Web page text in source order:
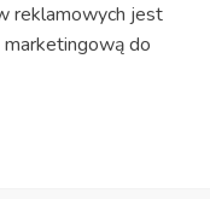
reklamowych jest
do